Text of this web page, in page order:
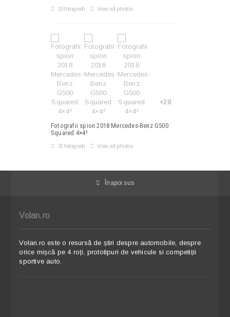
10 fotografii View all photos
+28
Fotografii spion 2018 Mercedes-Benz G500
Squared 4×4²
31 fotografii View all photos
Înapoi sus
Volan.ro
Volan.ro este o resursă de știri despre automobile, despre
orice mișcă pe 4 roți, prototipuri de vehicule si competiții
sportive auto.